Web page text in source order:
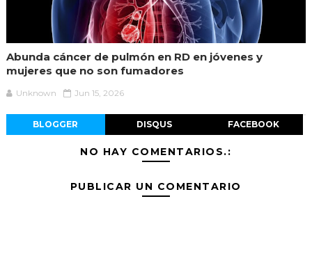
Abunda cáncer de pulmón en RD en jóvenes y
mujeres que no son fumadores
Unknown Jun 15, 2026
BLOGGER DISQUS FACEBOOK
NO HAY COMENTARIOS.:
PUBLICAR UN COMENTARIO